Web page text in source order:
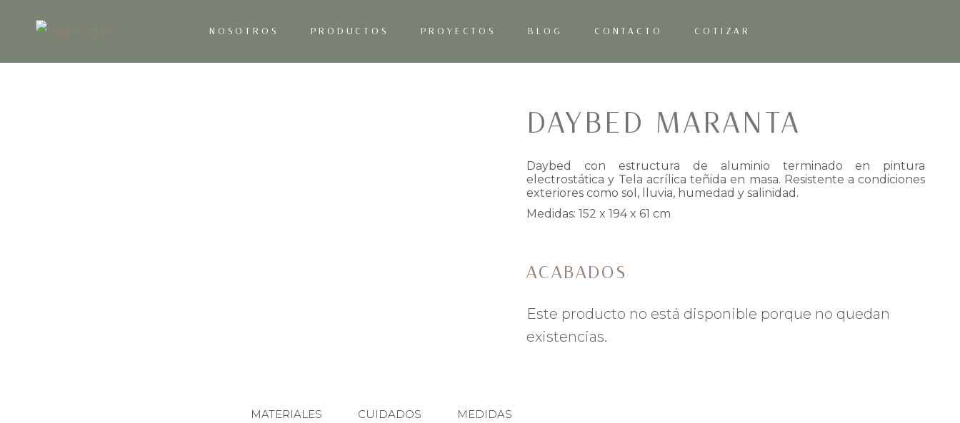
NOSOTROS PRODUCTOS PROYECTOS BLOG CONTACTO COTIZAR
DAYBED MARANTA
Daybed con estructura de aluminio terminado en pintura
electrostática y Tela acrílica teñida en masa. Resistente a condiciones
exteriores como sol, lluvia, humedad y salinidad.
Medidas: 152 x 194 x 61 cm
ACABADOS
Este producto no está disponible porque no quedan
existencias.
MATERIALES CUIDADOS MEDIDAS